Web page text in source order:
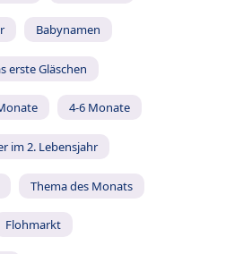
Babynamen
erste Gläschen
4-6 Monate
im 2. Lebensjahr
Thema des Monats
Flohmarkt